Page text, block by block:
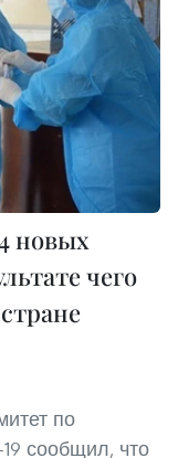
новых
чего
по
сообщил, что